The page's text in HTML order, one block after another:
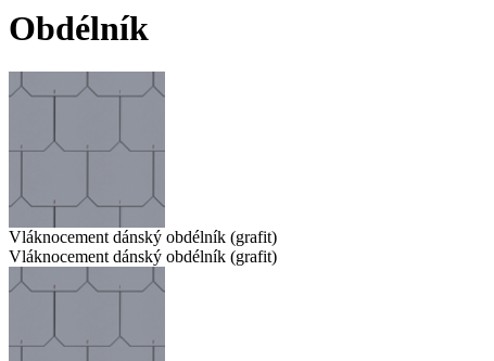
Obdélník
Vláknocement dánský obdélník (grafit)
Vláknocement dánský obdélník (grafit)